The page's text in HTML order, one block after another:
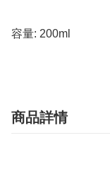
容量: 200ml
商品詳情